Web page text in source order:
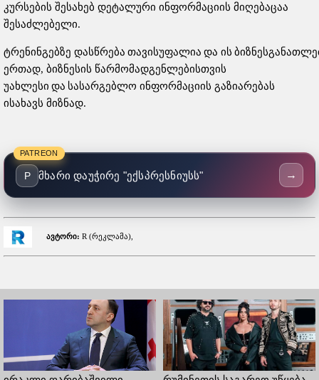
კურსების შესახებ დეტალური ინფორმაციის მიღებაცაა
შესაძლებელი.
ტრენინგებზე დასწრება თავისუფალია და ის
ერთად, ბიზნესის წარმომადგენლებისთვის
უახლესი და სასარგებლო ინფორმაციის გაზიარებას
ისახავს მიზნად.
PATREON
P მხარი დაუჭირე "ექსპრესნიუსს" →
ავტორი: R (რეკლამა),